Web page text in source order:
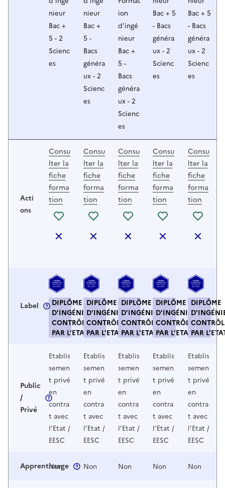
nieur
Bac +
5 - 2
Scienc
es
nieur
Bac +
5 -
Bacs
généra
ux - 2
Scienc
es
ion
d'ingé
nieur
Bac +
5 -
Bacs
généra
ux - 2
Scienc
es
Bac + 5
- Bacs
généra
ux - 2
Scienc
es
Bac + 5
- Bacs
généra
ux - 2
Scienc
es
Acti
ons
Consu
lter la
fiche
forma
tion
Se connecter pour ajouter la formation
Retirer la formation du comparateur
Consu
lter la
fiche
forma
tion
Se connecter pour ajouter la
Retirer la formation du
Consu
lter la
fiche
forma
tion
Se connecter pour
Retirer la formation
Consu
lter la
fiche
forma
tion
Se
Retirer la
Consu
lter la
fiche
forma
tion
Label
DIPLÔME
D'INGÉNIEUR
CONTRÔLÉ
PAR L'ETAT
DIPLÔME
D'INGÉNIEUR
CONTRÔLÉ
PAR L'ETAT
DIPLÔME
D'INGÉNIEUR
CONTRÔLÉ
PAR L'ETAT
DIPLÔME
D'INGÉNIEUR
CONTRÔLÉ
PAR L'ETAT
DIPLÔME
PAR
Public
/
Privé
Etablis
semen
t privé
en
contra
t avec
l’Etat /
EESC
Etablis
semen
t privé
en
contra
t avec
l’Etat /
EESC
Etablis
semen
t privé
en
contra
t avec
l’Etat /
EESC
Etablis
semen
t privé
en
contra
t avec
l’Etat /
EESC
Etablis
semen
t privé
en
contra
t avec
l’Etat /
EESC
Apprentissage
Non Non Non Non Non